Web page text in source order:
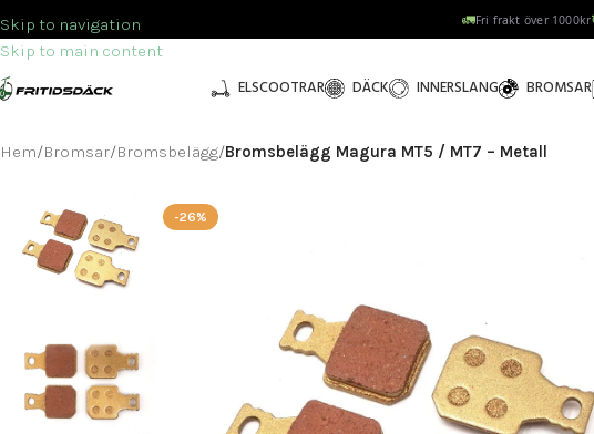
Skip to navigation
Skip to main content
🚛Fri frakt över 1000kr
ELSCOOTRAR DÄCK INNERSLANG BROMSAR
Hem/Bromsar/Bromsbelägg/Bromsbelägg Magura MT5 / MT7 – Metall
-26%